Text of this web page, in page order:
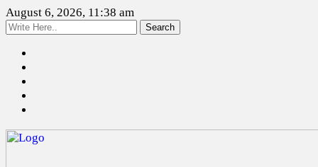
August 6, 2026, 11:38 am
Search